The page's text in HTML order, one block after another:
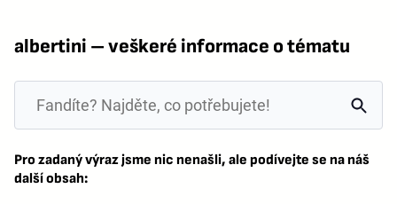
albertini – veškeré informace o tématu
Pro zadaný výraz jsme nic nenašli, ale podívejte se na náš
další obsah: